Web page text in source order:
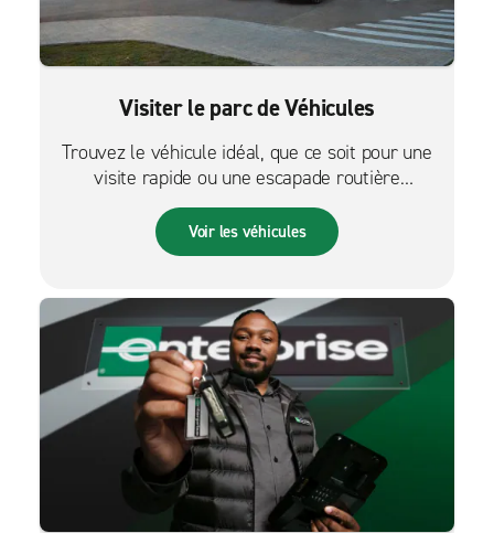
Visiter le parc de Véhicules
Trouvez le véhicule idéal, que ce soit pour une
visite rapide ou une escapade routière
palpitante.
Voir les véhicules